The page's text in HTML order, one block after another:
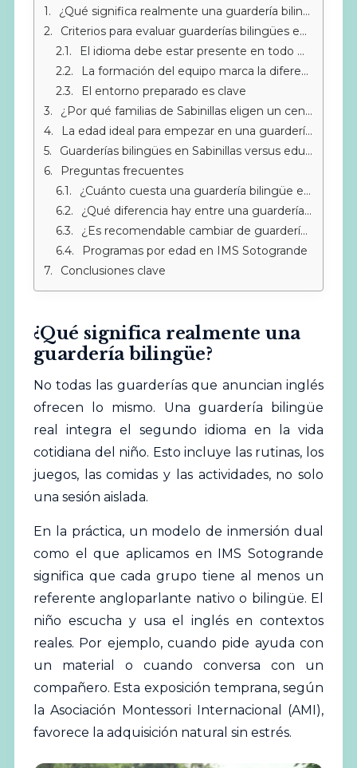
¿Qué significa realmente una guardería bilingüe?
Criterios para evaluar guarderías bilingües en Sabinillas
El idioma debe estar presente en todo momento
La formación del equipo marca la diferencia
El entorno preparado es clave
¿Por qué familias de Sabinillas eligen un centro en Sotogrande?
La edad ideal para empezar en una guardería bilingüe
Guarderías bilingües en Sabinillas versus educación Montessori
Preguntas frecuentes
¿Cuánto cuesta una guardería bilingüe en Sabinillas?
¿Qué diferencia hay entre una guardería bilingüe y una trilingüe?
¿Es recomendable cambiar de guardería si no estoy satisfecho con el nivel de inglés?
Programas por edad en IMS Sotogrande
Conclusiones clave
¿Qué significa realmente una
guardería bilingüe?
No todas las guarderíasque anuncian inglés
ofrecen lo mismo. Una guardería bilingüe
real integra el segundo idioma en la vida
cotidiana del niño. Esto incluye las rutinas, los
juegos, las comidas y las actividades, no solo
una sesión aislada.
En la práctica, un modelo de inmersión dual
como el que aplicamos en IMS Sotogrande
significa que cada grupo tiene al menos un
referente angloparlante nativo o bilingüe. El
niño escucha y usa el inglés en contextos
reales. Por ejemplo, cuando pide ayuda con
un material o cuando conversa con un
compañero. Esta exposición temprana, según
la Asociación Montessori Internacional (AMI),
favorece la adquisición natural sin estrés.